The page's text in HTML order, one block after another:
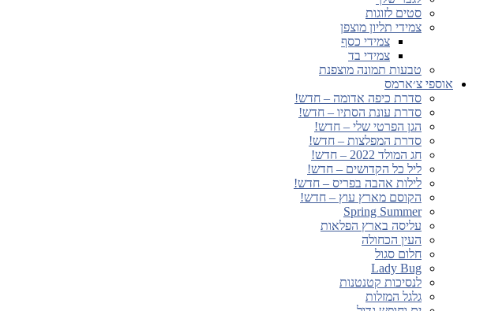
סטים לזוגות
צמידי תליון מוצפן
צמידי כסף
צמידי בד
טבעות תמונה מוצפנת
אוספי צ׳ארמס
סדרת כיפה אדומה – חדש!
סדרת עונת הסתיו – חדש!
הגן הפרטי שלי – חדש!
סדרת המפלצות – חדש!
חג המולד 2022 – חדש!
ליל כל הקדושים – חדש!
לילות אהבה בפריס – חדש!
הקוסם מארץ עוץ – חדש!
Spring Summer
עליסה בארץ הפלאות
העין הכחולה
חלום סגול
Lady Bug
לנסיכות קטנטנות
גלגל המזלות